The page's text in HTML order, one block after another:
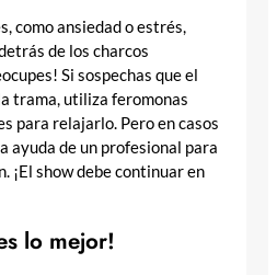
como ansiedad o estrés,
de los charcos
Si sospechas que el
trama, utiliza feromonas
para relajarlo. Pero en casos
ayuda de un profesional para
¡El show debe continuar en
lo mejor!